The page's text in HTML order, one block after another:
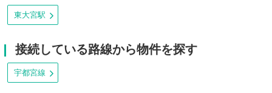
東大宮駅
接続している路線から物件を探す
宇都宮線